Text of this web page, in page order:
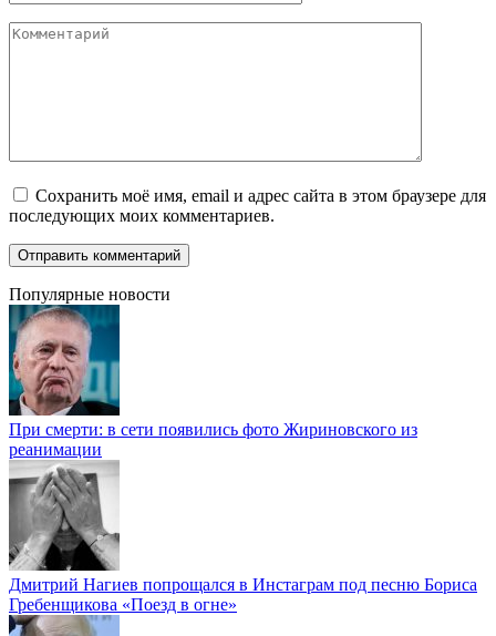
Комментарий
Сохранить моё имя, email и адрес сайта в этом браузере для
последующих моих комментариев.
Популярные новости
При смерти: в сети появились фото Жириновского из
реанимации
Дмитрий Нагиев попрощался в Инстаграм под песню Бориса
Гребенщикова «Поезд в огне»